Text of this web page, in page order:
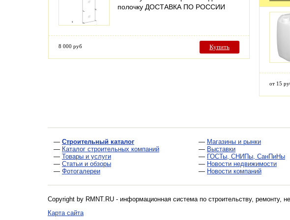
полочку ДОСТАВКА ПО РОССИИ
8 000 руб Купить
от 15
— Строительный каталог
— Каталог строительных компаний
— Товары и услуги
— Статьи и обзоры
— Фотогалереи
— Магазины и рынки
— Выставки
— ГОСТы, СНИПы, СанПиНы
— Новости недвижимости
— Новости компаний
Copyright by RMNT.RU - информационная система по строительству, ремонту,
Карта сайта